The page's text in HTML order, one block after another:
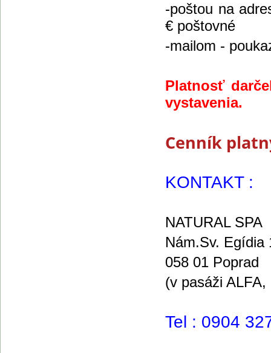
-poštou na
€ poštovné
-mailom -
Platnosť
vystavenia.
Cenník
KONTAKT :
NATURAL SPA
Nám.Sv. Egídia
058 01 Poprad
(v pasáži
Tel : 0904